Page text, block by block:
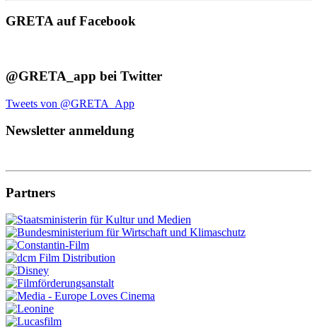
GRETA auf Facebook
@GRETA_app bei Twitter
Tweets von @GRETA_App
Newsletter anmeldung
Partners